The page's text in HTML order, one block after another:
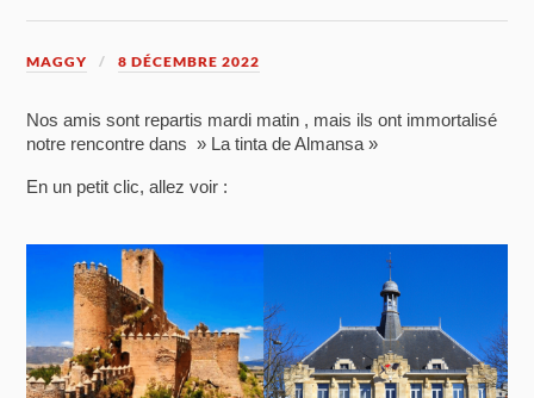
MAGGY 8 DÉCEMBRE 2022
Nos amis sont repartis mardi matin , mais ils ont immortalisé
notre rencontre dans » La tinta de Almansa »
En un petit clic, allez voir :